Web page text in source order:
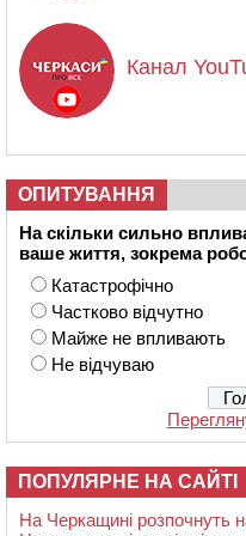
Канал
ОПИТУВАННЯ
На скільки сильно
ваше життя, зокрема
Катастрофічно
Частково відчутно
Майже не впливають
Не відчуваю
ПОПУЛЯРНЕ НА САЙТІ
На Черкащині розпочнуть